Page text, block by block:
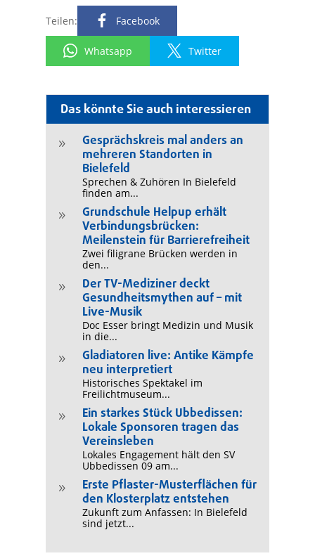
Das könnte Sie auch interessieren
9
Gesprächskreis mal anders an
mehreren Standorten in
Bielefeld
Sprechen & Zuhören In Bielefeld
finden am...
9
Grundschule Helpup erhält
Verbindungsbrücken:
Meilenstein für Barrierefreiheit
Zwei filigrane Brücken werden in
den...
9
Der TV-Mediziner deckt
Gesundheitsmythen auf – mit
Live-Musik
Doc Esser bringt Medizin und Musik
in die...
9
Gladiatoren live: Antike Kämpfe
neu interpretiert
Historisches Spektakel im
Freilichtmuseum...
9
Ein starkes Stück Ubbedissen:
Lokale Sponsoren tragen das
Vereinsleben
Lokales Engagement hält den SV
Ubbedissen 09 am...
9
Erste Pflaster-Musterflächen für
den Klosterplatz entstehen
Zukunft zum Anfassen: In Bielefeld
sind jetzt...
Teilen: Facebook
Whatsapp Twitter